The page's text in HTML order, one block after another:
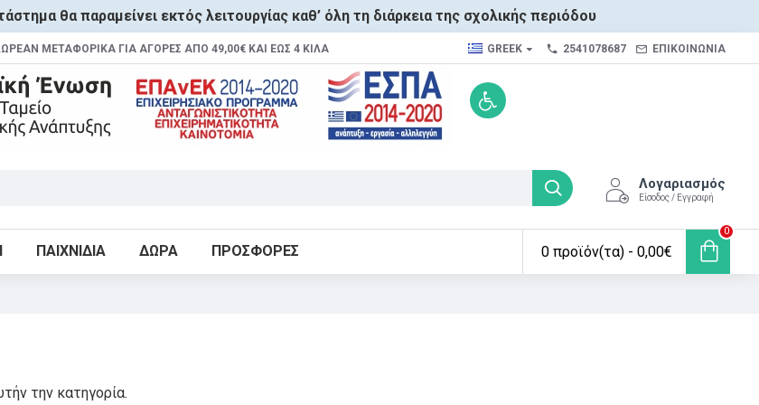
θα παραμείνει εκτός λειτουργίας καθ’ όλη τη διάρκεια της σχολικής περιόδου
ΜΕΤΑΦΟΡΙΚΑ ΓΙΑ ΑΓΟΡΕΣ ΑΠΌ 49,00€ ΚΑΙ ΈΩΣ 4 ΚΙΛΆ GREEK 2541078687 ΕΠΙΚΟΙΝΩΝΙΑ
Λογαριασμός
Είσοδος / Εγγραφή
ΠΑΙΧΝΙΔΙΑ ΔΩΡΑ ΠΡΟΣΦΟΡΕΣ 0 προϊόν(τα) - 0,00€
0
την κατηγορία.